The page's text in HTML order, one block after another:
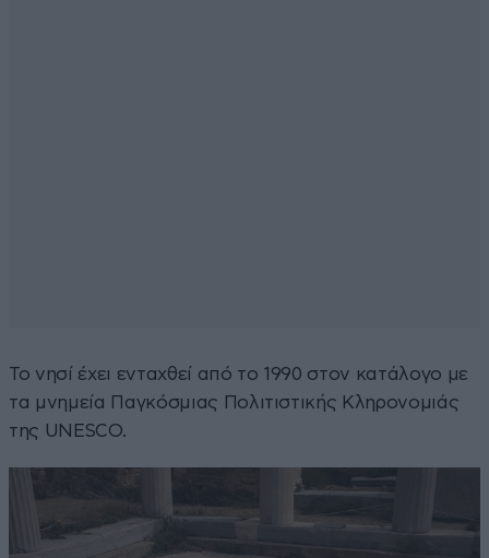
Το νησί έχει ενταχθεί από το 1990 στον κατάλογο με
τα μνημεία Παγκόσμιας Πολιτιστικής Κληρονομιάς
της UNESCO.